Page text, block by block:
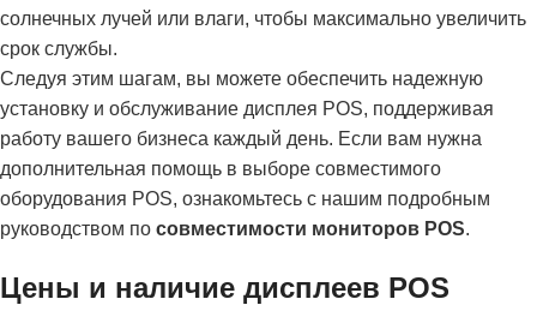
солнечных лучей или влаги, чтобы максимально увеличить
срок службы.
Следуя этим шагам, вы можете обеспечить надежную
установку и обслуживание дисплея POS, поддерживая
работу вашего бизнеса каждый день. Если вам нужна
дополнительная помощь в выборе совместимого
оборудования POS, ознакомьтесь с нашим подробным
руководством по совместимости мониторов POS.
Цены и наличие дисплеев POS